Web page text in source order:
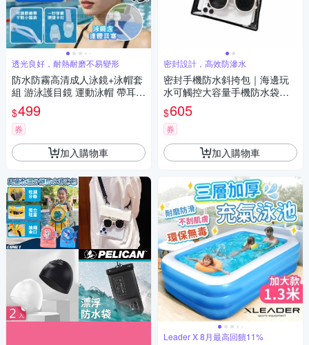
透光良好，耐熱耐磨不易變形
防水防霧高清成人泳鏡+泳帽套
組 游泳護目鏡 運動泳帽 帶耳塞
游泳用品 男女通用
$499
券
加入購物車
密封設計，高效防滲水
密封手機防水斜挎包｜海邊玩
水可觸控大容量手機防水袋
（沙灘透明斜挎包、雨天手機
收納包、出國旅遊防水袋）
$605
券
加入購物車
Leader X 8月最高回饋11%